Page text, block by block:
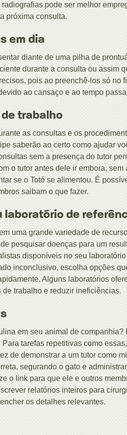
pode ser melhor
próxima consulta.
em dia
diante de uma pilha de
durante a consulta ou assim
pois ao preenchê-los só no
ao cansaço e ao tempo
trabalho
as consultas e os
saberão ao certo como ajudar
sem a presença do tutor
o tutor antes dele ir embora, sem
se o Totó se alimentou. É
saibam o que fazer.
laboratório de
uma grande variedade de
pesquisar doenças para um
disponíveis no seu
inconclusivo, escolha opções
Alguns laboratórios
trabalho e reduzir ineficiências.
em seu animal de companhia?
tarefas repetitivas como
de demonstrar a um tutor como
segurando o gato e
o link para que ele e outros
relatórios inteiros para
os detalhes relevantes.